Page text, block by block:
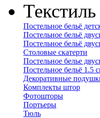
Постельное бельё
Постельное бельё
Постельное бельё
Столовые скатерти
Постельное белье
Постельное бельё 1.5
Декоративные
Комплекты штор
Фотошторы
Портьеры
Тюль